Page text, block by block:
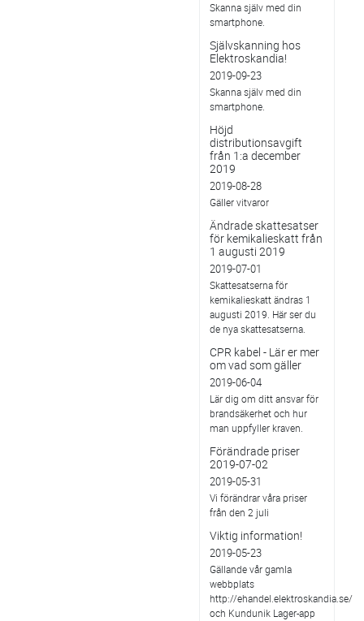
Skanna själv med din
smartphone.
Självskanning hos
Elektroskandia!
2019-09-23
Skanna själv med din
smartphone.
Höjd
distributionsavgift
från 1:a december
2019
2019-08-28
Gäller vitvaror
Ändrade skattesatser
för kemikalieskatt från
1 augusti 2019
2019-07-01
Skattesatserna för
kemikalieskatt ändras 1
augusti 2019. Här ser du
de nya skattesatserna.
CPR kabel - Lär er mer
om vad som gäller
2019-06-04
Lär dig om ditt ansvar för
brandsäkerhet och hur
man uppfyller kraven.
Förändrade priser
2019-07-02
2019-05-31
Vi förändrar våra priser
från den 2 juli
Viktig information!
2019-05-23
Gällande vår gamla
webbplats
http://ehandel.elektroskandia.se/
och Kundunik Lager-app